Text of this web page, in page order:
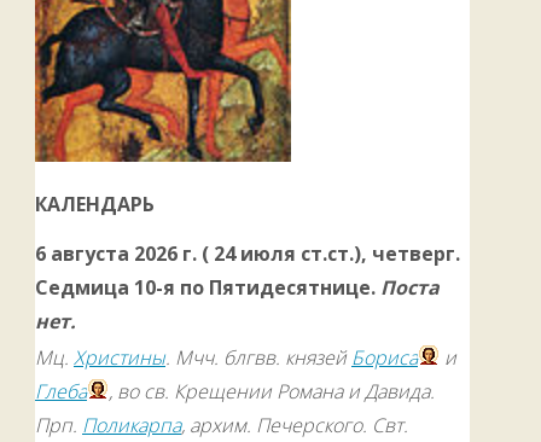
КАЛЕНДАРЬ
6 августа 2026 г. ( 24 июля ст.ст.), четверг.
Седмица 10-я по Пятидесятнице. Поста
нет.
Мц. Христины. Мчч. блгвв. князейБориса
и
Глеба
, во св. Крещении Романа и Давида.
Прп. Поликарпа, архим. Печерского. Свт.